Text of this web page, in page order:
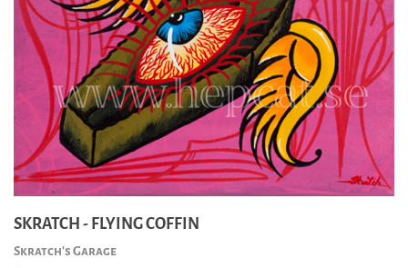
SKRATCH - FLYING COFFIN
Skratch’s Garage